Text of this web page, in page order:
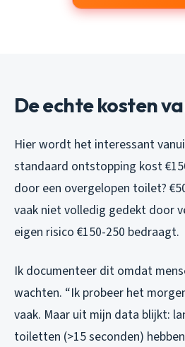
De echte kosten
Hier wordt het interessant
standaard ontstopping kost
door een overgelopen toilet?
vaak niet volledig gedekt door
eigen risico €150-250 bedraagt.
Ik documenteer dit omdat
wachten. “Ik probeer het
vaak. Maar uit mijn data blijkt:
toiletten (>15 seconden)